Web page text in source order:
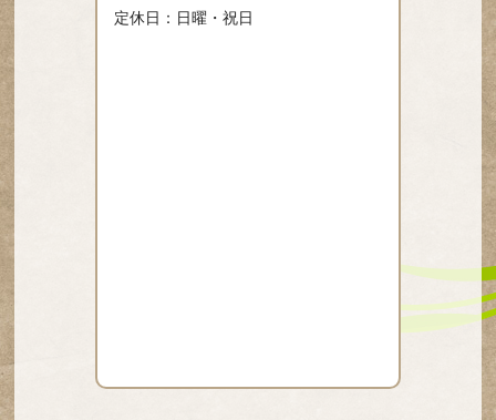
定休日：日曜・祝日